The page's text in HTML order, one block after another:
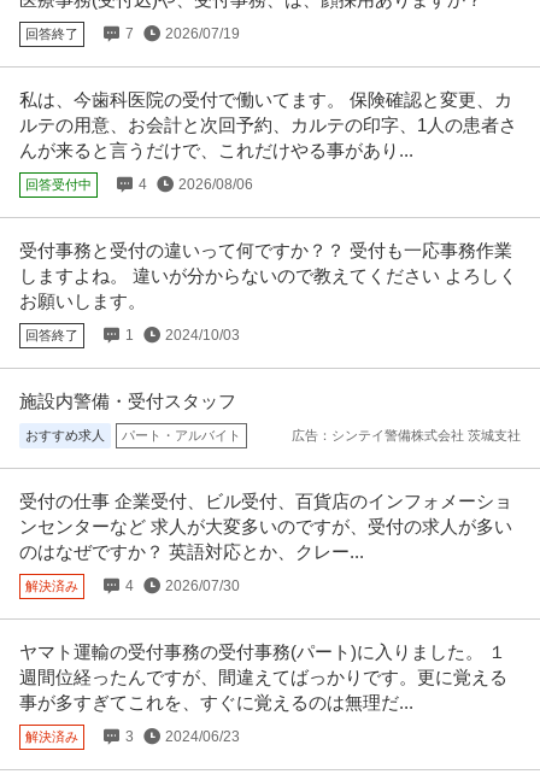
採用 ／ 「新橋」人事／HR領域 ～代表直下で裁量大／土日祝休み
クラウドコンサルティング株式会社
新着 正社員 土日休み フリーランス 年間休日120日以上
年収400万円〜500万円
【職種】人事＞採用 【業種】コンサルティング＞コンサルティング ※会員属
性などに応じ、当該求人をビ
経理（財務会計） ／ 経理／土日祝休み／服装自由／賞与4か月分
／平均年齢30代／残業月10時間
株式会社林電子
正社員 交通費支給 昇給あり 在宅ワーク
年収300万円〜500万円
【職種】管理＞経理（財務会計） 【業種】IT・インターネット＞ソフトウエ
ア ※会員属性などに応じ、 …続きを見る
提供：ビズリーチ
羽田空港／施設保全サポート年休126日／土日祝休／残業10H以下
／内勤9割／安定性が強みの建コン
株式会社スタッド
正社員 交通費支給 昇給あり ミドル活躍中
年収400万円〜620万円
残業10H以下／内勤9割／…続きを見る
提供：doda
法人営業 ／ 特殊足場の提案営業独自の技術で引き合い多数！！土
日祝休み寮完備残業少なめ賞与4カ月分
株式会社ナベカヰ
回答終了 7 2026/07/19
私は、今歯科医院の受付で働いてます。 保険確認と変更、カ
ルテの用意、お会計と次回予約、カルテの印字、1人の患者さ
んが来ると言うだけで、これだけやる事があり...
回答受付中 4 2026/08/06
受付事務と受付の違いって何ですか？？ 受付も一応事務作業
しますよね。 違いが分からないので教えてください よろしく
お願いします。
回答終了 1 2024/10/03
施設内警備・受付スタッフ
おすすめ求人 パート・アルバイト 広告：シンテイ警備株式会社 茨城支社
受付の仕事 企業受付、ビル受付、百貨店のインフォメーショ
ンセンターなど 求人が大変多いのですが、受付の求人が多い
のはなぜですか？ 英語対応とか、クレー...
解決済み 4 2026/07/30
ヤマト運輸の受付事務の受付事務(パート)に入りました。 １
週間位経ったんですが、間違えてばっかりです。更に覚える
事が多すぎてこれを、すぐに覚えるのは無理だ...
解決済み 3 2024/06/23